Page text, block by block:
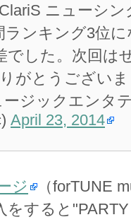
ニューシ
ランキング3位
でした。次回は
がとうござい
ジックエンタ
April 23, 2014
ジ
（forTUNE
をすると